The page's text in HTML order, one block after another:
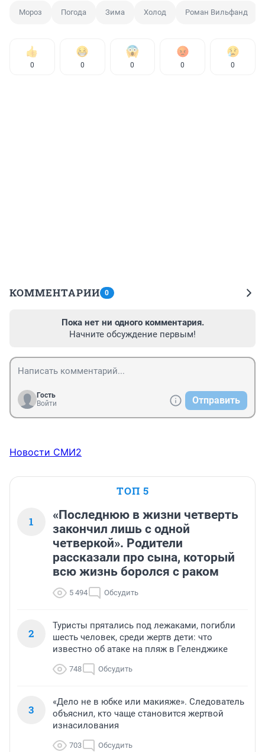
Мороз Погода Зима Холод Роман Вильфанд
0 0 0 0 0
КОММЕНТАРИИ 0
Пока нет ни одного комментария.
Начните обсуждение первым!
Гость
Войти
Отправить
Новости СМИ2
ТОП 5
1
«Последнюю в жизни четверть
закончил лишь с одной
четверкой». Родители
рассказали про сына, который
всю жизнь боролся с раком
5 494 Обсудить
2
Туристы прятались под лежаками, погибли
шесть человек, среди жертв дети: что
известно об атаке на пляж в Геленджике
748 Обсудить
3
«Дело не в юбке или макияже». Следователь
объяснил, кто чаще становится жертвой
изнасилования
703 Обсудить